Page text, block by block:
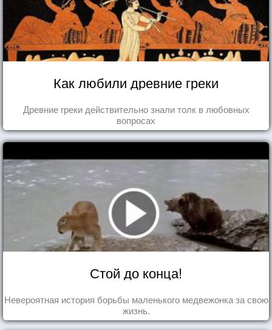
Как любили древние греки
Древние греки действительно знали толк в любовных
вопросах
Стой до конца!
Невероятная история борьбы маленького медвежонка за свою
жизнь.